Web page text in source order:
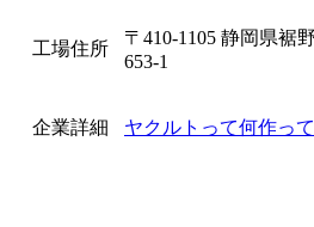
工場住所
〒410-1105 静岡県裾
653-1
企業詳細 ヤクルトって何作っ